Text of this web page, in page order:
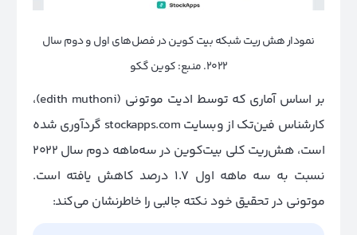
نمودار هش ریت شبکه بیت کوین در فصل‌های اول و دوم سال
2022. منبع: کوین گکو
بر اساس آماری که توسط ادیت موتونی (edith muthoni)،
کارشناس فین‌تک از وبسایت stockapps.com گردآوری شده
است، هش‌ریت کلی بیت‌کوین در سه‌ماهه دوم سال ۲۰۲۲
نسبت به سه ماهه اول ۱.۷ درصد کاهش یافته است.
موتونی در تحقیق خود نکته جالبی را خاطرنشان می‌کند: